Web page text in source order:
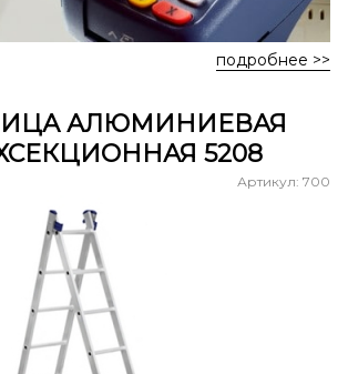
подробнее >>
АЛЮМИНИЕВАЯ
5208
Артикул: 700